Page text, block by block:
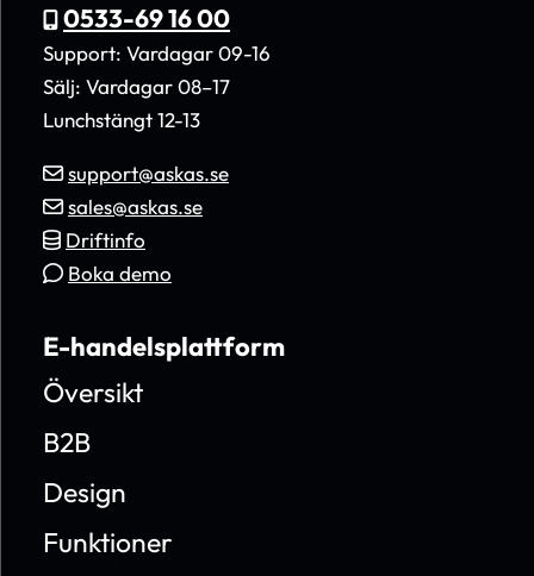
0533-69 16 00
Support: Vardagar 09-16
Sälj: Vardagar 08–17
Lunchstängt 12-13
support@askas.se
sales@askas.se
Driftinfo
Boka demo
E-handelsplattform
Översikt
B2B
Design
Funktioner